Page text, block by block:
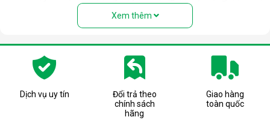
để có thế di chuyển cơ động hơn, và lắp đặt tại mặt
bằng của không gian cần xử lý ẩm.
Bảng công suất của các mẫu máy hút ẩm công nghiệp
Harison kiểu dáng tủ đứng:
Sản phẩm
Công suất (lít/ngày)
Harison hd 45be
45
Harison hd 60b
60
100
Xem thêm
Dịch vụ uy tín
Đổi trả theo
chính sách
hãng
Giao hàng
toàn quốc